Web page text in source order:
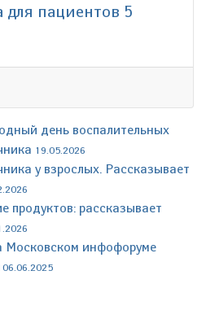
пациентов 5
день воспалительных
19.05.2026
у взрослых. Рассказывает
продуктов: рассказывает
инфофоруме
06.06.2025